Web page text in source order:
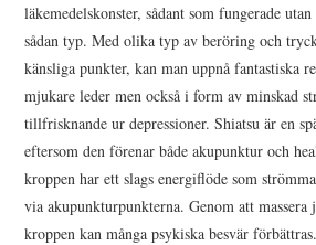
läkemedelskonster, sådant som fungerade
sådan typ. Med olika typ av beröring och
känsliga punkter, kan man uppnå fantastiska
mjukare leder men också i form av minskad
tillfrisknande ur depressioner. Shiatsu är en
eftersom den förenar både akupunktur och
kroppen har ett slags energiflöde som
via akupunkturpunkterna. Genom att massera
kroppen kan många psykiska besvär förbättras.